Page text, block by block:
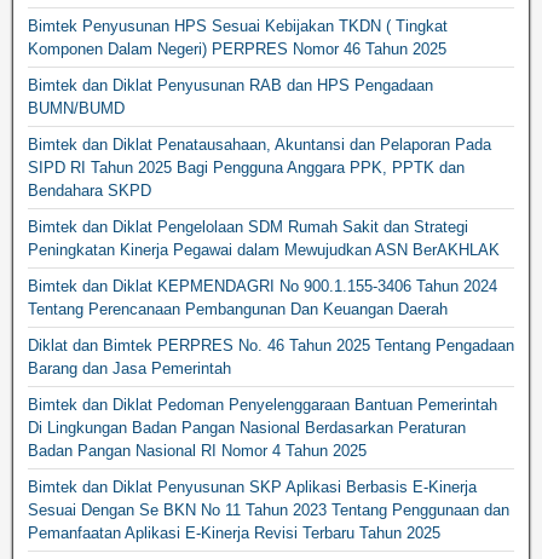
Bimtek Penyusunan HPS Sesuai Kebijakan TKDN ( Tingkat
Komponen Dalam Negeri) PERPRES Nomor 46 Tahun 2025
Bimtek dan Diklat Penyusunan RAB dan HPS Pengadaan
BUMN/BUMD
Bimtek dan Diklat Penatausahaan, Akuntansi dan Pelaporan Pada
SIPD RI Tahun 2025 Bagi Pengguna Anggara PPK, PPTK dan
Bendahara SKPD
Bimtek dan Diklat Pengelolaan SDM Rumah Sakit dan Strategi
Peningkatan Kinerja Pegawai dalam Mewujudkan ASN BerAKHLAK
Bimtek dan Diklat KEPMENDAGRI No 900.1.155-3406 Tahun 2024
Tentang Perencanaan Pembangunan Dan Keuangan Daerah
Diklat dan Bimtek PERPRES No. 46 Tahun 2025 Tentang Pengadaan
Barang dan Jasa Pemerintah
Bimtek dan Diklat Pedoman Penyelenggaraan Bantuan Pemerintah
Di Lingkungan Badan Pangan Nasional Berdasarkan Peraturan
Badan Pangan Nasional RI Nomor 4 Tahun 2025
Bimtek dan Diklat Penyusunan SKP Aplikasi Berbasis E-Kinerja
Sesuai Dengan Se BKN No 11 Tahun 2023 Tentang Penggunaan dan
Pemanfaatan Aplikasi E-Kinerja Revisi Terbaru Tahun 2025